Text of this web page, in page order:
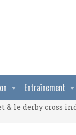
Entraînement
& le derby cross
& le derby cross